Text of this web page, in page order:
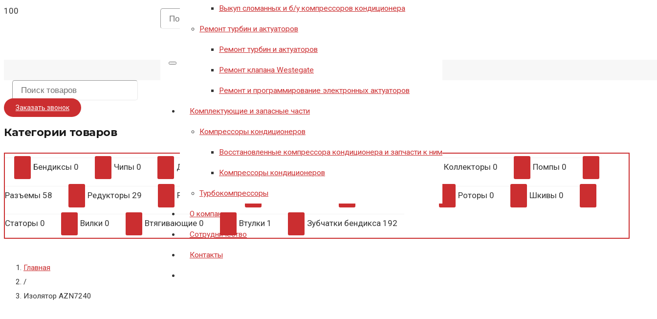
8 (351) 776-20-40
Заказать звонок
Выкуп сломанных и б/у компрессоров кондиционера
Ремонт турбин и актуаторов
Ремонт турбин и актуаторов
Ремонт клапана Westegate
Ремонт и программирование электронных актуаторов
Комплектующие и запасные части
Компрессоры кондиционеров
Восстановленные компрессора кондиционера и запчасти к ним
Компрессоры кондиционеров
Турбокомпрессоры
О компании
Сотрудничество
Контакты
Заказать звонок
Категории товаров
Бендиксы 0 Чипы 0 Диодные мосты Коллекторы 0 Помпы 0
Разъемы 58 Редукторы 29 Регуляторы0 Ремкомплект Роторы 0 Шкивы 0
Статоры 0 Вилки 0 Втягивающие 0 Втулки 1 Зубчатки бендикса 192
Главная
/
Изолятор AZN7240